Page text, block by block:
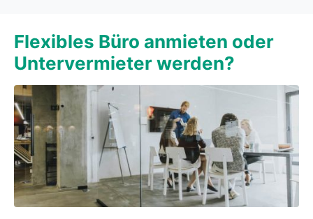
Flexibles Büro anmieten oder
Untervermieter werden?